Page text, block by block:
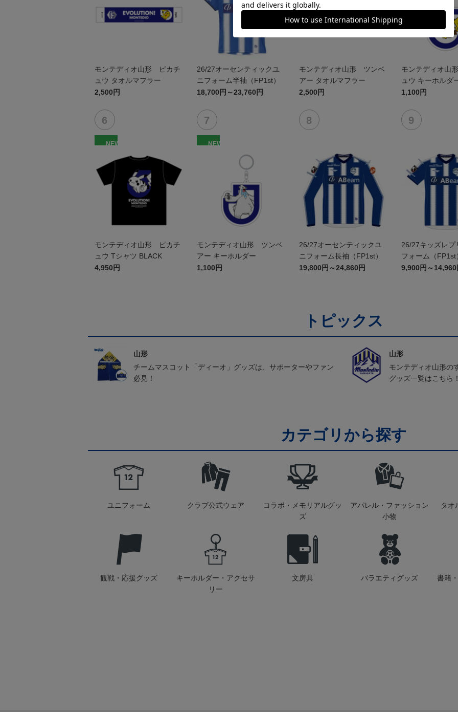
モンテディオ山形 ピカチ
ュウ タオルマフラー
2,500円
26/27オーセンティックユ
ニフォーム半袖（FP1st）
18,700円～23,760円
モンテディオ山形 ツンベ
アー タオルマフラー
2,500円
モンテディオ山
ュウ キーホルダ
1,100円
NEW
モンテディオ山形 ピカチ
ュウ Tシャツ BLACK
4,950円
NEW
モンテディオ山形 ツンベ
アー キーホルダー
1,100円
26/27オーセンティックユ
ニフォーム長袖（FP1st）
19,800円～24,860円
26/27キッズレプ
フォーム（FP1st
9,900円～14,960
トピックス
山形
チームマスコット「ディーオ」グッズは、サポーターやファン
必見！
山形
モンテディオ山形の
グッズ一覧はこちら
カテゴリから探す
ユニフォーム クラブ公式ウェア
コラボ・メモリアルグッ
ズ
アパレル・ファッション
小物
タオ
観戦・応援グッズ
キーホルダー・アクセサ
リー
文房具 バラエティグッズ 書籍